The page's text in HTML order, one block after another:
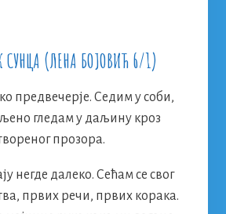
СУНЦА (ЛЕНА БОЈОВИЋ 6/1)
предвечерје. Седим у соби,
гледам у даљину кроз
прозора.
негде далеко. Сећам се свог
првих речи, првих корака.